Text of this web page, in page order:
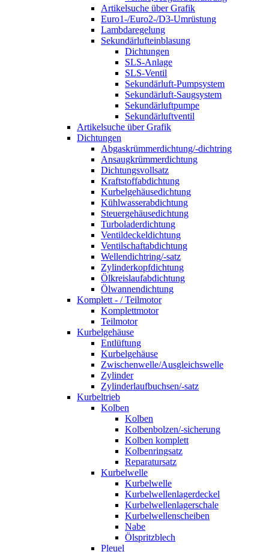
Artikelsuche über Grafik
Euro1-/Euro2-/D3-Umrüstung
Lambdaregelung
Sekundärlufteinblasung
Dichtungen
SLS-Anlage
SLS-Ventil
Sekundärluft-Pumpsystem
Sekundärluft-Saugsystem
Sekundärluftpumpe
Sekundärluftventil
Artikelsuche über Grafik
Dichtungen
Abgaskrümmerdichtung/-dichtring
Ansaugkrümmerdichtung
Dichtungsvollsatz
Kraftstoffabdichtung
Kurbelgehäusedichtung
Kühlwasserabdichtung
Steuergehäusedichtung
Turboladerdichtung
Ventildeckeldichtung
Ventilschaftabdichtung
Wellendichtring/-satz
Zylinderkopfdichtung
Ölkreislaufabdichtung
Ölwannendichtung
Komplett - / Teilmotor
Komplettmotor
Teilmotor
Kurbelgehäuse
Entlüftung
Kurbelgehäuse
Zwischenwelle/Ausgleichswelle
Zylinder
Zylinderlaufbuchsen/-satz
Kurbeltrieb
Kolben
Kolben
Kolbenbolzen/-sicherung
Kolben komplett
Kolbenringsatz
Reparatursatz
Kurbelwelle
Kurbelwelle
Kurbelwellenlagerdeckel
Kurbelwellenlagerschale
Kurbelwellenscheiben
Nabe
Ölspritzblech
Pleuel